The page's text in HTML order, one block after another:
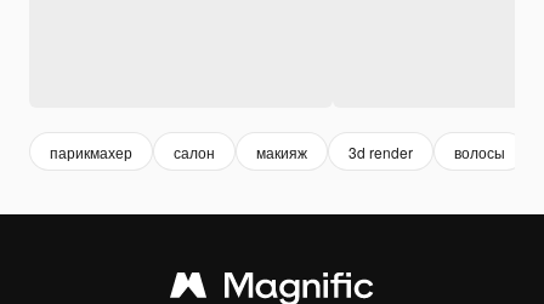
парикмахер салон макияж 3d render волосы